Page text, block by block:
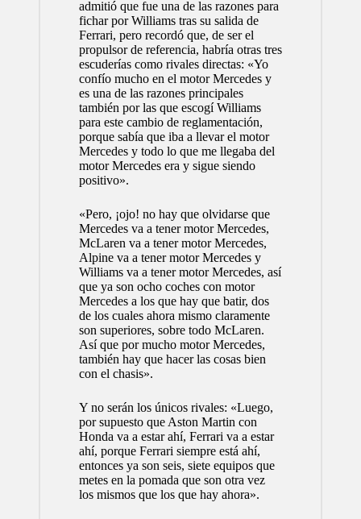
admitió que fue una de las razones para
fichar por Williams tras su salida de
Ferrari, pero recordó que, de ser el
propulsor de referencia, habría otras tres
escuderías como rivales directas: «Yo
confío mucho en el motor Mercedes y
es una de las razones principales
también por las que escogí Williams
para este cambio de reglamentación,
porque sabía que iba a llevar el motor
Mercedes y todo lo que me llegaba del
motor Mercedes era y sigue siendo
positivo».
«Pero, ¡ojo! no hay que olvidarse que
Mercedes va a tener motor Mercedes,
McLaren va a tener motor Mercedes,
Alpine va a tener motor Mercedes y
Williams va a tener motor Mercedes, así
que ya son ocho coches con motor
Mercedes a los que hay que batir, dos
de los cuales ahora mismo claramente
son superiores, sobre todo McLaren.
Así que por mucho motor Mercedes,
también hay que hacer las cosas bien
con el chasis».
Y no serán los únicos rivales: «Luego,
por supuesto que Aston Martin con
Honda va a estar ahí, Ferrari va a estar
ahí, porque Ferrari siempre está ahí,
entonces ya son seis, siete equipos que
metes en la pomada que son otra vez
los mismos que los que hay ahora».